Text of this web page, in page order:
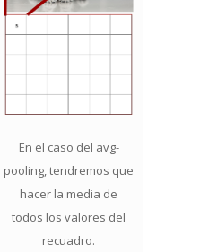
En el caso del avg-
pooling, tendremos que
hacer la media de
todos los valores del
recuadro.